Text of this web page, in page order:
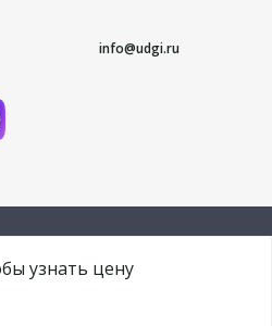
узнать цену
info@udgi.ru